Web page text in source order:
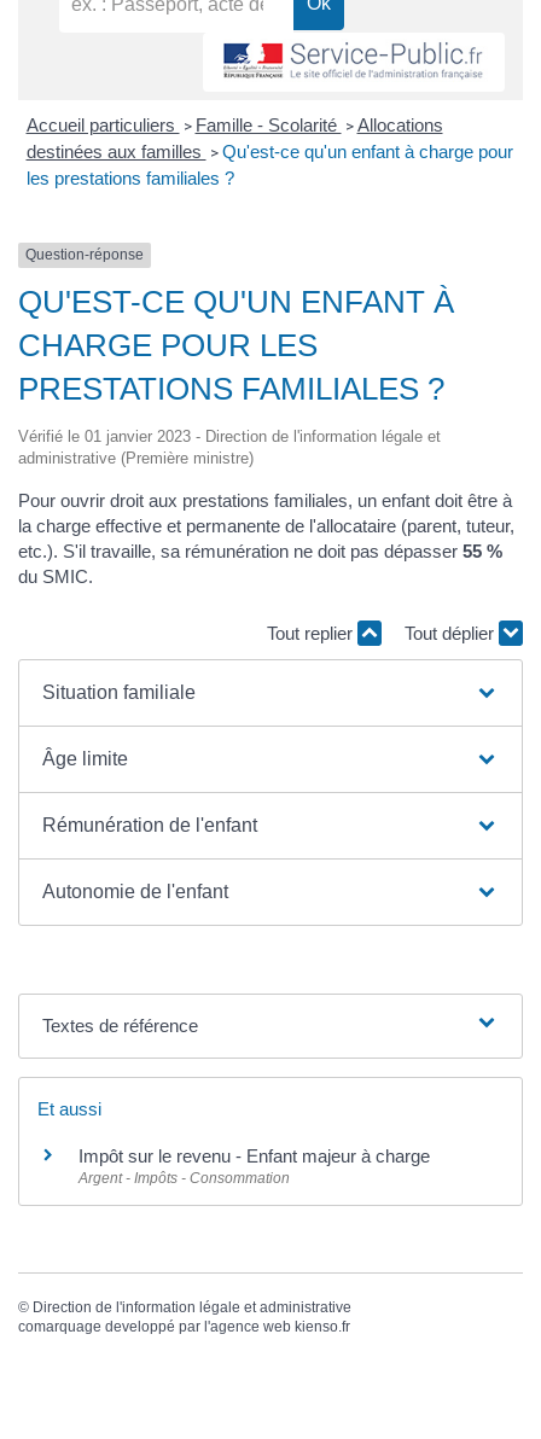
Accueil particuliers > Famille - Scolarité > Allocations
destinées aux familles > Qu'est-ce qu'un enfant à charge pour
les prestations familiales ?
Question-réponse
QU'EST-CE QU'UN ENFANT À
CHARGE POUR LES
PRESTATIONS FAMILIALES ?
Vérifié le 01 janvier 2023 - Direction de l'information légale et
administrative (Première ministre)
Pour ouvrir droit aux prestations familiales, un enfant doit être à
la charge effective et permanente de l'allocataire (parent, tuteur,
etc.). S'il travaille, sa rémunération ne doit pas dépasser 55 %
du SMIC.
Tout replier Tout déplier
Situation familiale
Âge limite
Rémunération de l'enfant
Autonomie de l'enfant
Textes de référence
Et aussi
Impôt sur le revenu - Enfant majeur à charge
Argent - Impôts - Consommation
© Direction de l'information légale et administrative
comarquage developpé par l'agence web kienso.fr